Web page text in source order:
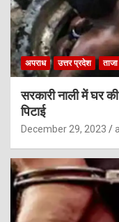
अपराध उत्तर प्रदेश
सरकारी नाली में घर
पिटाई
December 29, 2023